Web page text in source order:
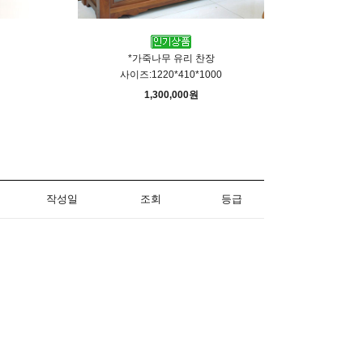
*가죽나무 유리 찬장
사이즈:1220*410*1000
1,300,000원
작성일 조회 등급